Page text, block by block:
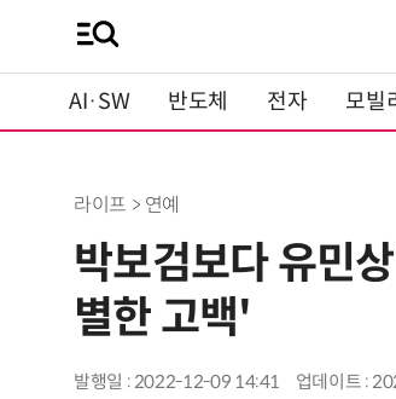
AI·SW 반도체 전자 모빌
라이프 > 연예
박보검보다 유민
별한 고백'
발행일 : 2022-12-09 14:41 업데이트 :